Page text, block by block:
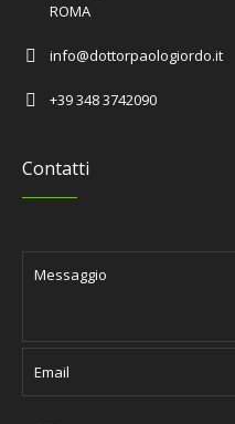
ROMA
info@dottorpaologiordo.it
+39 348 3742090
Contatti